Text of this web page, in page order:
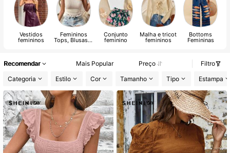
Vestido
Vestidos
femininos
Femininos
Tops, Blusas &
Conjunto
feminino
Malha e tricot
femininos
Bottoms
Femininas
Recomendar Mais Popular Preço
Filtro
Categoria
Estilo Cor Tamanho Tipo Estampa